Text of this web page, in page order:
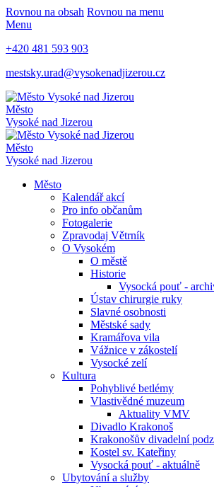
Rovnou na obsah Rovnou na menu
Menu
+420 481 593 903
mestsky.urad@vysokenadjizerou.cz
Město
Vysoké nad Jizerou
Město
Vysoké nad Jizerou
Město
Kalendář akcí
Pro info občanům
Fotogalerie
Zpravodaj Větrník
O Vysokém
O městě
Historie
Vysocká pouť -
Ústav chirurgie ruky
Slavné osobnosti
Městské sady
Kramářova vila
Vážnice v zákostelí
Vysocké zelí
Kultura
Pohyblivé betlémy
Vlastivědné muzeum
Aktuality VMV
Divadlo Krakonoš
Krakonošův divadelní
Kostel sv. Kateřiny
Vysocká pouť - aktuálně
Ubytování a služby